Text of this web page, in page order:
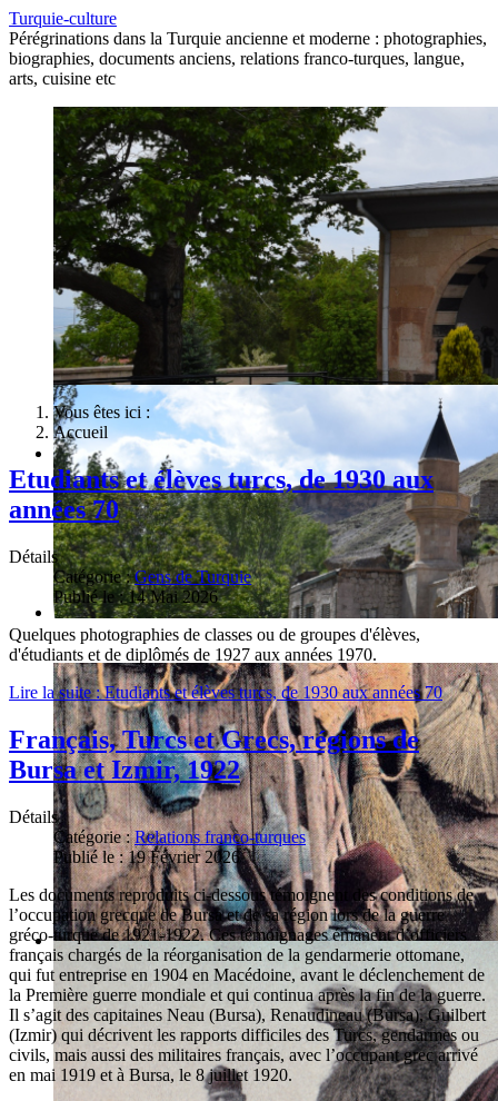
Turquie-culture
Pérégrinations dans la Turquie ancienne et moderne : photographies,
biographies, documents anciens, relations franco-turques, langue,
arts, cuisine etc
Vous êtes ici :
Accueil
Etudiants et élèves turcs, de 1930 aux
années 70
Détails
Catégorie :Gens de Turquie
Publié le : 14 Mai 2026
Quelques photographies de classes ou de groupes d'élèves,
d'étudiants et de diplômés de 1927 aux années 1970.
Lire la suite : Etudiants et élèves turcs, de 1930 aux années 70
Français, Turcs et Grecs, régions de
Bursa et Izmir, 1922
Détails
Catégorie :Relations franco-turques
Publié le : 19 Février 2026
Les documents reproduits ci-dessous témoignent des conditions de
l’occupation grecque de Bursa et de sa région lors de la guerre
gréco-turque de 1921-1922. Ces témoignages émanent d’officiers
français chargés de la réorganisation de la gendarmerie ottomane,
qui fut entreprise en 1904 en Macédoine, avant le déclenchement de
la Première guerre mondiale et qui continua après la fin de la guerre.
Il s’agit des capitaines Neau (Bursa), Renaudineau (Bursa), Guilbert
(Izmir) qui décrivent les rapports difficiles des Turcs, gendarmes ou
civils, mais aussi des militaires français, avec l’occupant grec arrivé
en mai 1919 et à Bursa, le 8 juillet 1920.